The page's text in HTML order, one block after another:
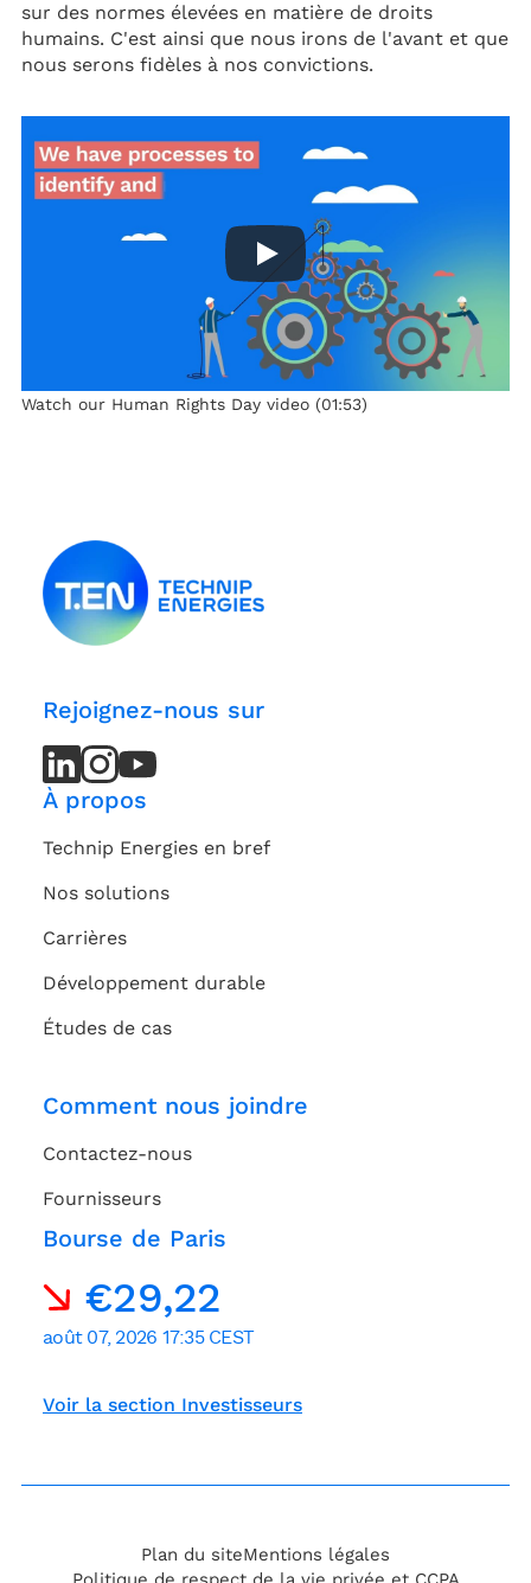
sur des normes élevées en matière de droits
humains. C'est ainsi que nous irons de l'avant et que
nous serons fidèles à nos convictions.
Watch our Human Rights Day video (01:53)
Rejoignez-nous sur
LinkedIn
LinkedIn
Instagram
Instagram
Youtube
Channel
À propos
Technip Energies en bref
Nos solutions
Carrières
Développement durable
Études de cas
Comment nous joindre
Contactez-nous
Fournisseurs
Bourse de Paris
Voir la section Investisseurs
Plan du siteMentions légales